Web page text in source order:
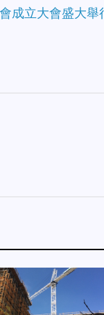
成立大會盛大舉